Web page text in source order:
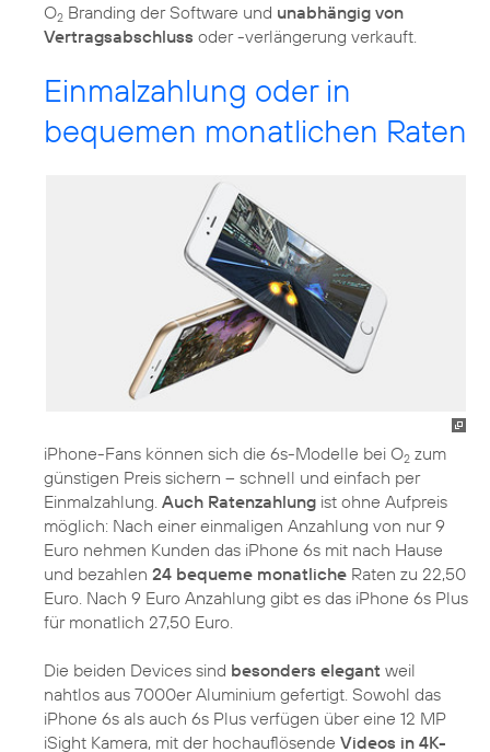
O2 Branding der Software und unabhängig von
Vertragsabschluss oder -verlängerung verkauft.
Einmalzahlung oder in
bequemen monatlichen Raten
iPhone-Fans können sich die 6s-Modelle bei O2 zum
günstigen Preis sichern – schnell und einfach per
Einmalzahlung. Auch Ratenzahlung ist ohne Aufpreis
möglich: Nach einer einmaligen Anzahlung von nur 9
Euro nehmen Kunden das iPhone 6s mit nach Hause
und bezahlen 24 bequeme monatliche Raten zu 22,50
Euro. Nach 9 Euro Anzahlung gibt es das iPhone 6s Plus
für monatlich 27,50 Euro.
Die beiden Devices sind besonders elegant weil
nahtlos aus 7000er Aluminium gefertigt. Sowohl das
iPhone 6s als auch 6s Plus verfügen über eine 12 MP
iSight Kamera, mit der hochauflösende Videos in 4K-